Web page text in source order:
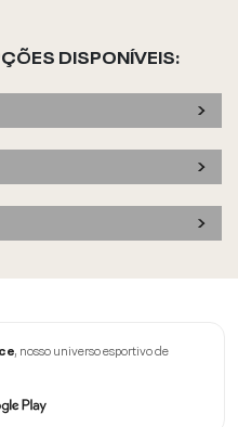
DISPONÍVEIS:
, nosso universo esportivo de